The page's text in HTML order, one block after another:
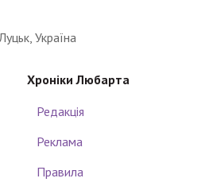
Україна
Хроніки Любарта
Редакція
Реклама
Правила